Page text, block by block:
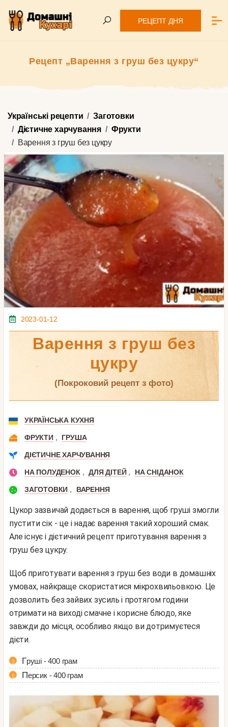
РЕЦЕПТ ДНЯ
Рецепт „Варення з груш без цукру“
Українські рецепти
Заготовки
Дієтичне харчування
Фрукти
Варення з груш без цукру
2023-01-12
Варення з груш без
цукру
(покроковий рецепт з фото)
УКРАЇНСЬКА КУХНЯ
ФРУКТИ , ГРУША
ДІЄТИЧНЕ ХАРЧУВАННЯ
НА ПОЛУДЕНОК , ДЛЯ ДІТЕЙ , НА СНІДАНОК
ЗАГОТОВКИ , ВАРЕННЯ
Цукор зазвичай додається в варення, щоб груші змогли
пустити сік - це і надає варення такий хороший смак.
Але існує і дієтичний рецепт приготування варення з
груш без цукру.
Щоб приготувати варення з груш без води в домашніх
умовах, найкраще скористатися мікрохвильовкою. Це
дозволить без зайвих зусиль і протягом години
отримати на виході смачне і корисне блюдо, яке
завжди до місця, особливо якщо ви дотримуєтеся
дієти.
Груші - 400 грам
Персик - 400 грам